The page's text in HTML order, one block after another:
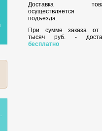
Доставка
осуществляется
подъезда.
При сумме заказа
тысяч руб. -
бесплатно